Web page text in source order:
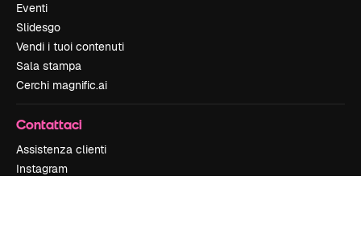
Eventi
Slidesgo
Vendi i tuoi contenuti
Sala stampa
Cerchi magnific.ai
Contattaci
Assistenza clienti
Instagram